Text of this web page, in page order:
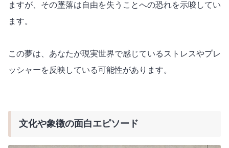
ますが、その墜落は自由を失うことへの恐れを示唆してい
ます。
この夢は、あなたが現実世界で感じているストレスやプレ
ッシャーを反映している可能性があります。
文化や象徴の面白エピソード